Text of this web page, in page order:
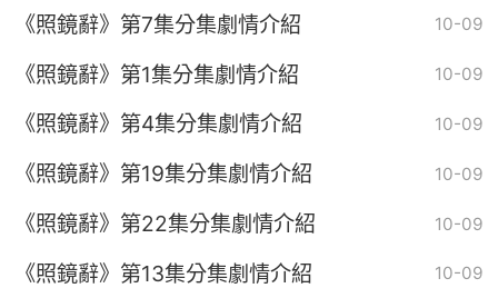
《照鏡辭》第7集分集劇情介紹 10-09
《照鏡辭》第1集分集劇情介紹 10-09
《照鏡辭》第4集分集劇情介紹 10-09
《照鏡辭》第19集分集劇情介紹 10-09
《照鏡辭》第22集分集劇情介紹 10-09
《照鏡辭》第13集分集劇情介紹 10-09